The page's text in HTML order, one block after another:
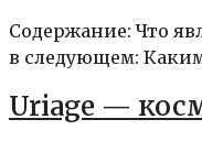
Содержание: Что
в следующем:
Uriage —